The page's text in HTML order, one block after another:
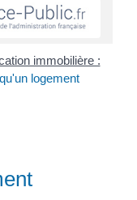
immobilière :
logement